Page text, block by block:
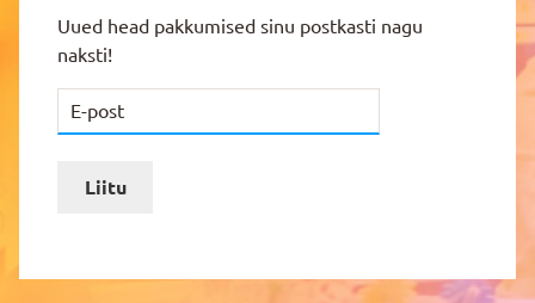
Uued head pakkumised sinu postkasti nagu
naksti!
Liitu